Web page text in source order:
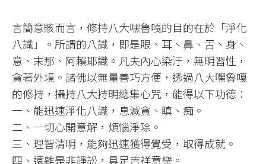
言簡意賅而言，修持八大嘿魯嘎的目的在於「淨化
八識」。所謂的八識，即是眼、耳、鼻、舌、身、
意、末那、阿賴耶識。凡夫內心染汙，無明習性，
貪著外境。諸佛以無量善巧方便，透過八大嘿魯嘎
的修持，攝持八大持明總集心咒，能得以下功德：
一、能迅速淨化八識，息滅貪、瞋、痴。
二、一切心開意解，煩惱淨除。
三、理智清明，能夠迅速獲得覺受，取得成就。
四、遠離是非諍訟，具足吉祥意樂。